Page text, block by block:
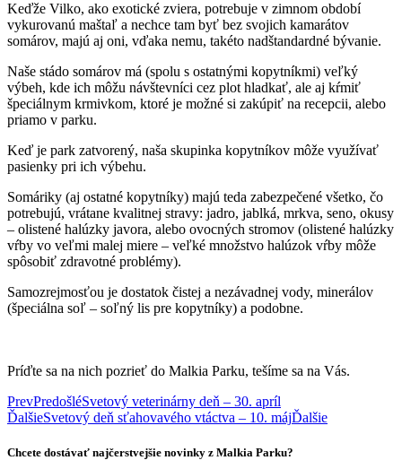
Keďže Vilko, ako exotické zviera, potrebuje v zimnom období
vykurovanú maštaľ a nechce tam byť bez svojich kamarátov
somárov, majú aj oni, vďaka nemu, takéto nadštandardné bývanie.
Naše stádo somárov má (spolu s ostatnými kopytníkmi) veľký
výbeh, kde ich môžu návštevníci cez plot hladkať, ale aj kŕmiť
špeciálnym krmivkom, ktoré je možné si zakúpiť na recepcii, alebo
priamo v parku.
Keď je park zatvorený, naša skupinka kopytníkov môže využívať
pasienky pri ich výbehu.
Somáriky (aj ostatné kopytníky) majú teda zabezpečené všetko, čo
potrebujú, vrátane kvalitnej stravy: jadro, jablká, mrkva, seno, okusy
– olistené halúzky javora, alebo ovocných stromov (olistené halúzky
vŕby vo veľmi malej miere – veľké množstvo halúzok vŕby môže
spôsobiť zdravotné problémy).
Samozrejmosťou je dostatok čistej a nezávadnej vody, minerálov
(špeciálna soľ – soľný lis pre kopytníky) a podobne.
Príďte sa na nich pozrieť do Malkia Parku, tešíme sa na Vás.
PrevPredošléSvetový veterinárny deň – 30. apríl
ĎalšieSvetový deň sťahovavého vtáctva – 10. májĎalšie
Chcete dostávať najčerstvejšie novinky z Malkia Parku?